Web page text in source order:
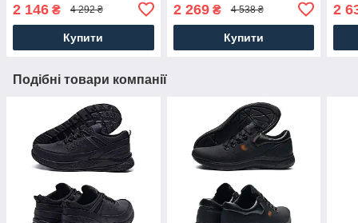
Чоловіче взуття
2 146 ₴ 4 292 ₴
Купити
2 269₴ 4 538 ₴
Купити
кеди
2
Подібні товари компанії